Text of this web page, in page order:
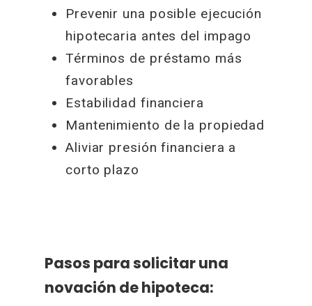
Prevenir una posible ejecución
hipotecaria antes del impago
Términos de préstamo más
favorables
Estabilidad financiera
Mantenimiento de la propiedad
Aliviar presión financiera a
corto plazo
Pasos para solicitar una
novación de hipoteca: